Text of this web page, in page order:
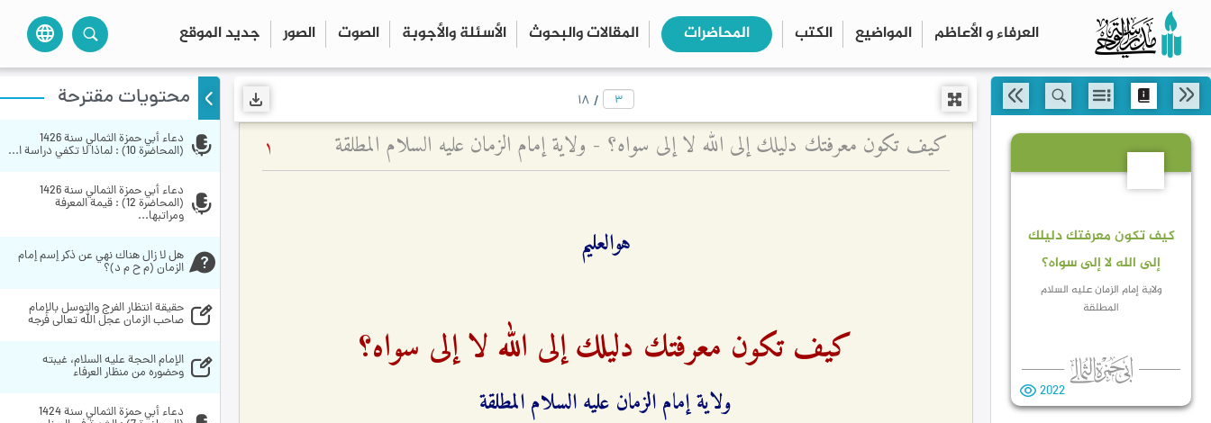
العرفاء و الأعاظم المواضیع الكتب المحاضرات المقالات والبحوث الأسئلة والأجوبة الصوت الصور جديد الموقع language search
close
كيف تكون معرفتك دليلك
إلى الله لا إلى سواه؟
ولاية إمام الزمان عليه السلام
المطلقة
2022
/ ۱۸
كيف تكون معرفتك دليلك إلى الله لا إلى سواه؟ - ولاية إمام الزمان عليه السلام المطلقة 1
هوالعليم
كيف تكون معرفتك دليلك إلى الله لا إلى سواه؟
ولاية إمام الزمان عليه السلام المطلقة
محتويات مقترحة
(المحاضرة 10) : لماذا لا تكفي دراسة ا...
ومراتبها...
الزمان (م ح م د)؟
صاحب الزمان عجل الله تعالى فرجه
وحضوره من منظار العرفاء